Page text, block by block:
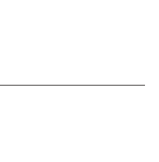
バシーポリシー